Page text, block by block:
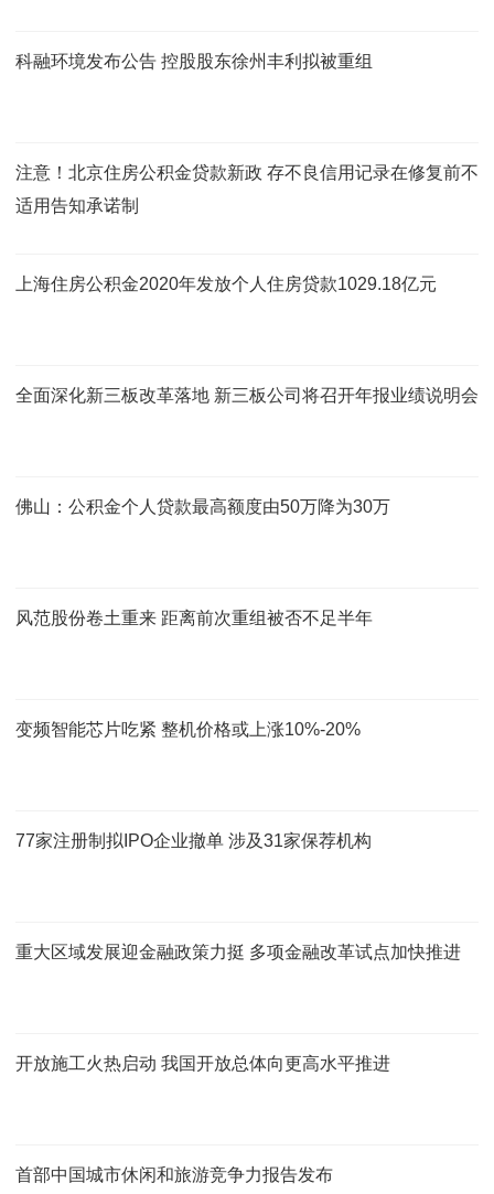
科融环境发布公告 控股股东徐州丰利拟被重组
注意！北京住房公积金贷款新政 存不良信用记录在修复前不
适用告知承诺制
上海住房公积金2020年发放个人住房贷款1029.18亿元
全面深化新三板改革落地 新三板公司将召开年报业绩说明会
佛山：公积金个人贷款最高额度由50万降为30万
风范股份卷土重来 距离前次重组被否不足半年
变频智能芯片吃紧 整机价格或上涨10%-20%
77家注册制拟IPO企业撤单 涉及31家保荐机构
重大区域发展迎金融政策力挺 多项金融改革试点加快推进
开放施工火热启动 我国开放总体向更高水平推进
首部中国城市休闲和旅游竞争力报告发布